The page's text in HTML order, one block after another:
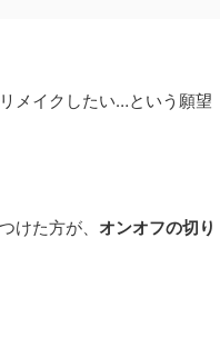
メイクしたい…という願望
けた方が、 オンオフの切り